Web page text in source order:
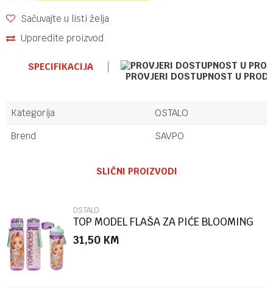
Sačuvajte u listi želja
Uporedite proizvod
SPECIFIKACIJA
PROVJERI DOSTUPNOST U
Kategorija
OSTALO
Brend
SAVPO
Poruka
SLIČNI PROIZVODI
OSTALO
TOP MODEL FLAŠA ZA PIĆE BLOOMING
KITTY
31,50 KM